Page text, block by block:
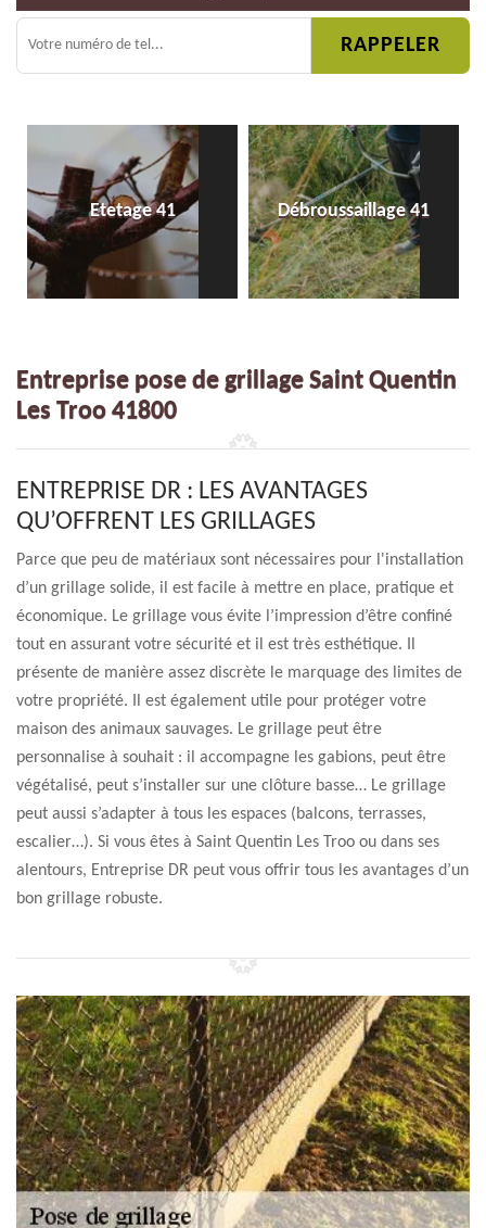
Etetage 41 Débroussaillage 41
Entreprise pose de grillage Saint Quentin
Les Troo 41800
ENTREPRISE DR : LES AVANTAGES
QU’OFFRENT LES GRILLAGES
Parce que peu de matériaux sont nécessaires pour l'installation
d’un grillage solide, il est facile à mettre en place, pratique et
économique. Le grillage vous évite l’impression d’être confiné
tout en assurant votre sécurité et il est très esthétique. Il
présente de manière assez discrète le marquage des limites de
votre propriété. Il est également utile pour protéger votre
maison des animaux sauvages. Le grillage peut être
personnalise à souhait : il accompagne les gabions, peut être
végétalisé, peut s’installer sur une clôture basse… Le grillage
peut aussi s’adapter à tous les espaces (balcons, terrasses,
escalier…). Si vous êtes à Saint Quentin Les Troo ou dans ses
alentours, Entreprise DR peut vous offrir tous les avantages d’un
bon grillage robuste.